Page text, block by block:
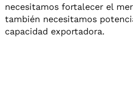
necesitamos fortalecer el
también necesitamos
capacidad exportadora.